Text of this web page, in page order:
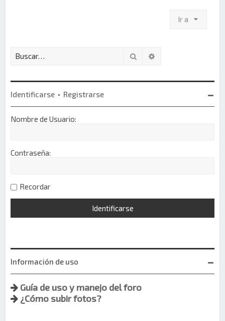
Ir a
Buscar
Identificarse • Registrarse
Nombre de Usuario:
Contraseña:
Recordar
Información de uso
Guía de uso y manejo del foro
¿Cómo subir fotos?